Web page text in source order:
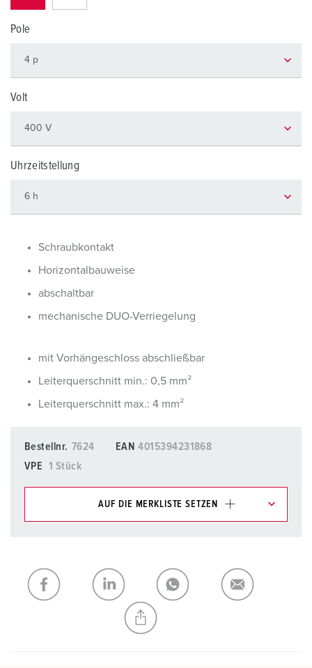
Pole
Volt
Uhrzeitstellung
Schraubkontakt
Horizontalbauweise
abschaltbar
mechanische DUO-Verriegelung
mit Vorhängeschloss abschließbar
Leiterquerschnitt min.: 0,5 mm²
Leiterquerschnitt max.: 4 mm²
Bestellnr. 7624 EAN 4015394231868
VPE
1 Stück
AUF DIE MERKLISTE SETZEN
Meine Liste (0) HINZUFÜGEN
NEUE LISTE ERSTELLEN